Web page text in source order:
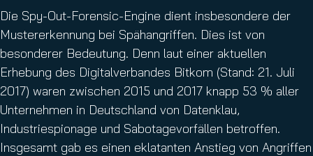
Die Spy-Out-Forensic-Engine dient insbesondere der
Mustererkennung bei Spähangriffen. Dies ist von
besonderer Bedeutung. Denn laut einer aktuellen
Erhebung des Digitalverbandes Bitkom (Stand: 21. Juli
2017) waren zwischen 2015 und 2017 knapp 53 % aller
Unternehmen in Deutschland von Datenklau,
Industriespionage und Sabotagevorfällen betroffen.
Insgesamt gab es einen eklatanten Anstieg von Angriffen